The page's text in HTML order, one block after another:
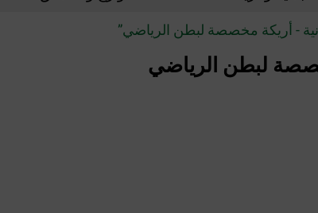
- أريكة مخصصة لبطن الرياضي”
لبطن الرياضي